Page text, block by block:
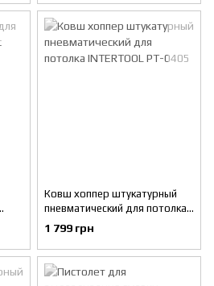
Ковш хоппер штукатурный
пневматический для потолка
INTERTOOL PT-0405
1 799 грн